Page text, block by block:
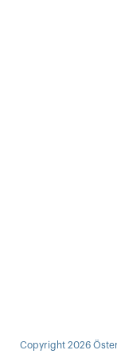
Copyright 2026